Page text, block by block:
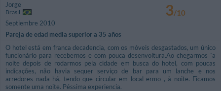
Jorge
Brasil
Septiembre 2010
Pareja de edad media superior a 35 años
3/10
O hotel está em franca decadencia, com os móveis desgastados, um único
funcionário para recebernos e com pouca desenvoltura.Ao chegarmos `a
noite depois de rodarmos pela cidade em busca do hotel, com poucas
indicações, não havia sequer serviço de bar para um lanche e nos
arredores nada há, tendo que circular em local ermo , à noite. Ficamos
somente uma noite. Péssima experiencia.